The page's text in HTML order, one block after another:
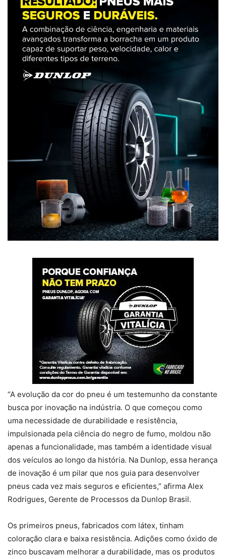
“A evolução da cor do pneu é um testemunho da constante
busca por inovação na indústria. O que começou como
uma necessidade de durabilidade e resistência,
impulsionada pela ciência do negro de fumo, moldou não
apenas a funcionalidade, mas também a identidade visual
dos veículos ao longo da história. Na Dunlop, essa herança
de inovação é um pilar que nos guia para desenvolver
pneus cada vez mais seguros e eficientes,” afirma Alex
Rodrigues, Gerente de Processos da Dunlop Brasil.
Os primeiros pneus, fabricados com látex, tinham
coloração clara e baixa resistência. Adições como óxido de
zinco buscavam melhorar a durabilidade, mas os produtos